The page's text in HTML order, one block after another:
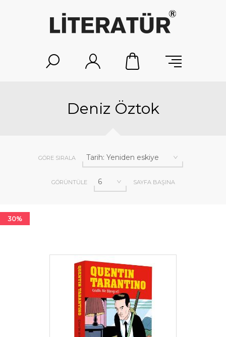
Deniz Öztok
GÖRE SIRALA
GÖRÜNTÜLE SAYFA BAŞINA
30%